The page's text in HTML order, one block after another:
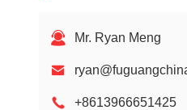
Mr. Ryan Meng
+8613966651425